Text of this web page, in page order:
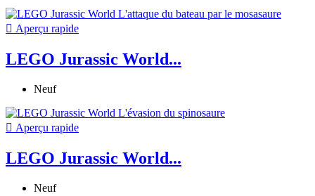
 Aperçu rapide
LEGO Jurassic World...
Neuf
 Aperçu rapide
LEGO Jurassic World...
Neuf